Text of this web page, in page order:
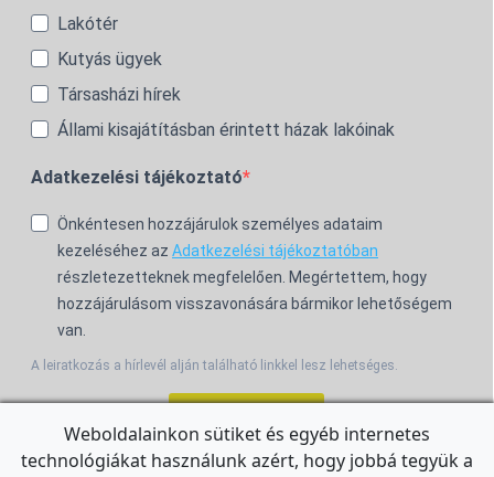
Lakótér
Kutyás ügyek
Társasházi hírek
Állami kisajátításban érintett házak lakóinak
Adatkezelési tájékoztató
Önkéntesen hozzájárulok személyes adataim
kezeléséhez az Adatkezelési tájékoztatóban
részletezetteknek megfelelően. Megértettem, hogy
hozzájárulásom visszavonására bármikor lehetőségem
van.
A leiratkozás a hírlevél alján található linkkel lesz lehetséges.
Weboldalainkon sütiket és egyéb internetes
technológiákat használunk azért, hogy jobbá tegyük a